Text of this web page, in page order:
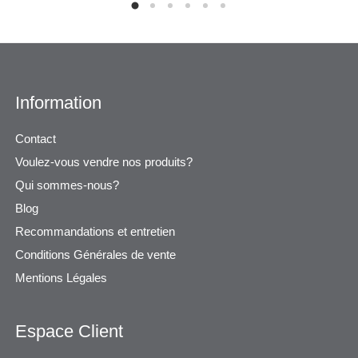
Information
Contact
Voulez-vous vendre nos produits?
Qui sommes-nous?
Blog
Recommandations et entretien
Conditions Générales de vente
Mentions Légales
Espace Client